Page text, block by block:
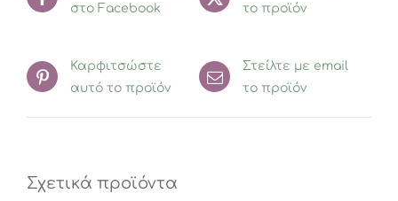
στο Facebook
το προϊόν
Καρφιτσώστε
αυτό το προϊόν
Στείλτε με email
το προϊόν
Σχετικά προϊόντα